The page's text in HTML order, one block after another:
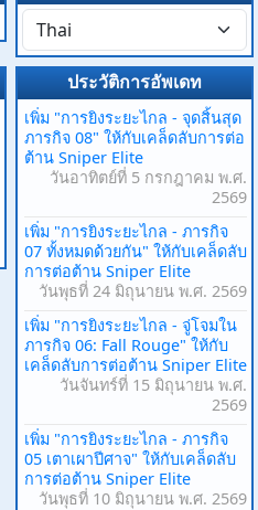
ประวัติการอัพเดท
เพิ่ม "การยิงระยะไกล - จุดสิ้นสุด
ภารกิจ 08" ให้กับเคล็ดลับการต่อ
ต้าน Sniper Elite
วันอาทิตย์ที่ 5 กรกฎาคม พ.ศ.
2569
เพิ่ม "การยิงระยะไกล - ภารกิจ
07 ทั้งหมดด้วยกัน" ให้กับเคล็ดลับ
การต่อต้าน Sniper Elite
วันพุธที่ 24 มิถุนายน พ.ศ. 2569
เพิ่ม "การยิงระยะไกล - จู่โจมใน
ภารกิจ 06: Fall Rouge" ให้กับ
เคล็ดลับการต่อต้าน Sniper Elite
วันจันทร์ที่ 15 มิถุนายน พ.ศ.
2569
เพิ่ม "การยิงระยะไกล - ภารกิจ
05 เตาเผาปีศาจ" ให้กับเคล็ดลับ
การต่อต้าน Sniper Elite
วันพุธที่ 10 มิถุนายน พ.ศ. 2569